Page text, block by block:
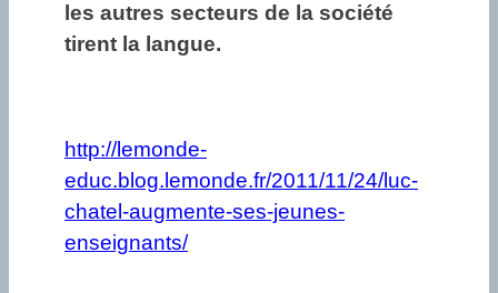
les autres secteurs de la société
tirent la langue.
http://lemonde-
educ.blog.lemonde.fr/2011/11/24/luc-
chatel-augmente-ses-jeunes-
enseignants/